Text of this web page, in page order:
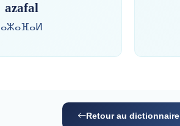
azafal
ⴰⵣⴰⴼⴰⵍ
Retour au dictionnaire